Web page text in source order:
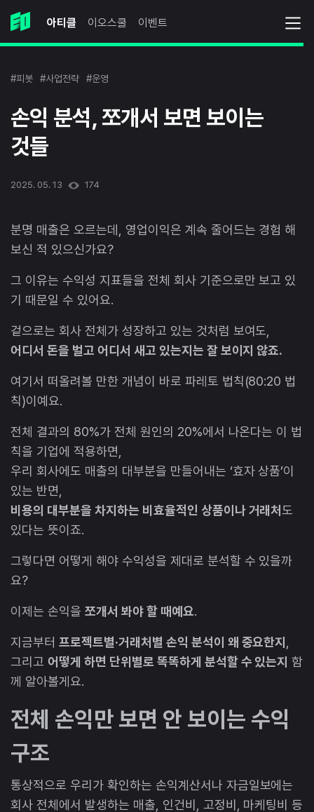
아티클 이오스쿨 이벤트
#피봇 #사업전략 #운영
손익 분석, 쪼개서 보면 보이는
것들
2025. 05. 13 174
분명 매출은 오르는데, 영업이익은 계속 줄어드는 경험 해
보신 적 있으신가요?
그 이유는 수익성 지표들을 전체 회사 기준으로만 보고 있
기 때문일 수 있어요.
겉으로는 회사 전체가 성장하고 있는 것처럼 보여도,
어디서 돈을 벌고 어디서 새고 있는지는 잘 보이지 않죠.
여기서 떠올려볼 만한 개념이 바로 파레토 법칙(80:20 법
칙)이예요.
전체 결과의 80%가 전체 원인의 20%에서 나온다는 이 법
칙을 기업에 적용하면,
우리 회사에도 매출의 대부분을 만들어내는 ‘효자 상품’이
있는 반면,
비용의 대부분을 차지하는 비효율적인 상품이나 거래처도
있다는 뜻이죠.
그렇다면 어떻게 해야 수익성을 제대로 분석할 수 있을까
요?
이제는 손익을 쪼개서 봐야 할 때예요.
지금부터 프로젝트별·거래처별 손익 분석이 왜 중요한지 ,
그리고 어떻게 하면 단위별로 똑똑하게 분석할 수 있는지 함
께 알아볼게요.
전체 손익만 보면 안 보이는 수익
구조
통상적으로 우리가 확인하는 손익계산서나 자금일보에는
회사 전체에서 발생하는 매출, 인건비, 고정비, 마케팅비 등